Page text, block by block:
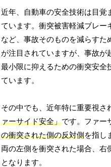
近年、自動車の安全技術は目覚
ています。衝突被害軽減ブレー
など、事故そのものを減らすた
が注目されていますが、事故が
最小限に抑えるための衝突安全
ています。
その中でも、近年特に重要視さ
ァーサイド安全」です。ファー
の衝突された側の反対側を指し
両の左側を衝突された場合、右
となります。